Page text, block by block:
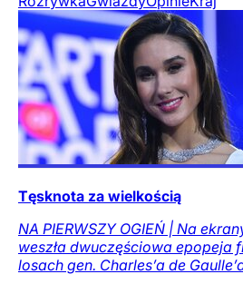
Tęsknota za wielkością
NA PIERWSZY OGIEŃ | Na
weszła dwuczęściowa epopeja
losach gen. Charles’a de